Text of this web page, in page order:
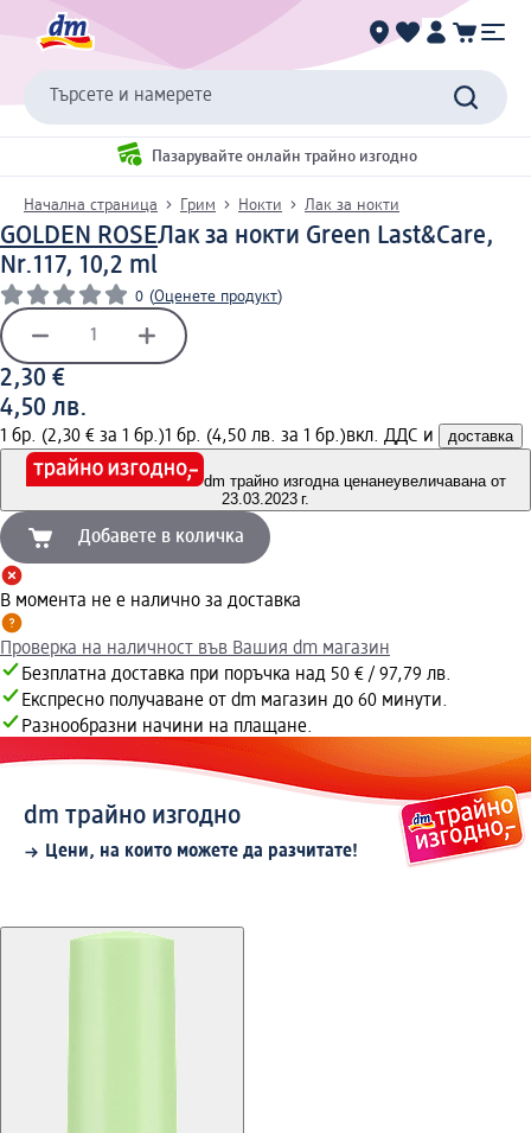
Търсете и намерете
Пазарувайте онлайн трайно изгодно
Начална страница Грим Нокти Лак за нокти
GOLDEN ROSEЛак за нокти Green Last&Care,
Nr.117, 10,2 ml
0 (Оценете продукт)
2,30 €
4,50 лв.
1 бр. (2,30 € за 1 бр.)1 бр. (4,50 лв. за 1 бр.)вкл. ДДС и доставка
dm трайно изгодна ценанеувеличавана от
23.03.2023 г.
Добавете в количка
В момента не е налично за доставка
Проверка на наличност във Вашия dm магазин
Безплатна доставка при поръчка над 50 € / 97,79 лв.
Експресно получаване от dm магазин до 60 минути.
Разнообразни начини на плащане.
dm трайно изгодно
Цени, на които можете да разчитате!